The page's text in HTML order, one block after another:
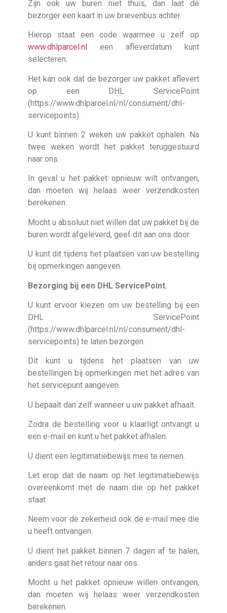
Zijn ook uw buren niet thuis, dan laat de
bezorger een kaart in uw brievenbus achter.
Hierop staat een code waarmee u zelf op
www.dhlparcel.nl
een afleverdatum kunt
selecteren.
Het kan ook dat de bezorger uw pakket aflevert
op een DHL ServicePoint
(https://www.dhlparcel.nl/nl/consument/dhl-
servicepoints).
U kunt binnen 2 weken uw pakket ophalen. Na
twee weken wordt het pakket teruggestuurd
naar ons.
In geval u het pakket opnieuw wilt ontvangen,
dan moeten wij helaas weer verzendkosten
berekenen.
Mocht u absoluut niet willen dat uw pakket bij de
buren wordt afgeleverd, geef dit aan ons door.
U kunt dit tijdens het plaatsen van uw bestelling
bij opmerkingen aangeven.
Bezorging bij een DHL ServicePoint.
U kunt ervoor kiezen om uw bestelling bij een
DHL ServicePoint
(https://www.dhlparcel.nl/nl/consument/dhl-
servicepoints) te laten bezorgen.
Dit kunt u tijdens het plaatsen van uw
bestellingen bij opmerkingen met het adres van
het servicepunt aangeven.
U bepaalt dan zelf wanneer u uw pakket afhaalt.
Zodra de bestelling voor u klaarligt ontvangt u
een e-mail en kunt u het pakket afhalen.
U dient een legitimatiebewijs mee te nemen.
Let erop dat de naam op het legitimatiebewijs
overeenkomt met de naam die op het pakket
staat.
Neem voor de zekerheid ook de e-mail mee die
u heeft ontvangen.
U dient het pakket binnen 7 dagen af te halen,
anders gaat het retour naar ons.
Mocht u het pakket opnieuw willen ontvangen,
dan moeten wij helaas weer verzendkosten
berekenen.